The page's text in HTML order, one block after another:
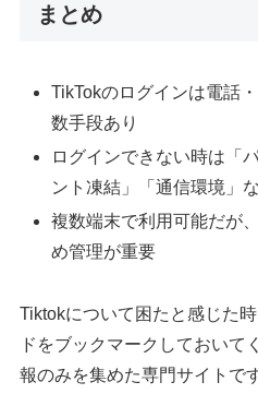
まとめ
TikTokのログインは電話
数手段あり
ログインできない時は「
ント凍結」「通信環境」
複数端末で利用可能だが
め管理が重要
Tiktokについて困たと感じた
ドをブックマークしておいて
報のみを集めた専門サイトで